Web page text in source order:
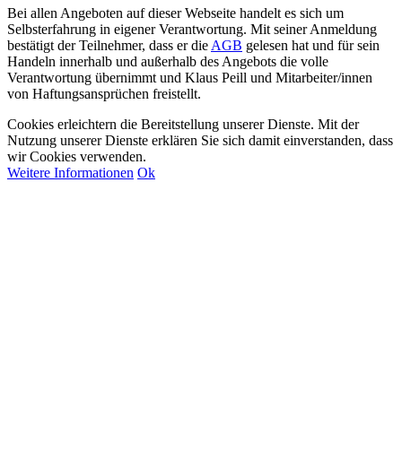
Bei allen Angeboten auf dieser Webseite handelt es sich um
Selbsterfahrung in eigener Verantwortung. Mit seiner Anmeldung
bestätigt der Teilnehmer, dass er die AGB gelesen hat und für sein
Handeln innerhalb und außerhalb des Angebots die volle
Verantwortung übernimmt und Klaus Peill und Mitarbeiter/innen
von Haftungsansprüchen freistellt.
Cookies erleichtern die Bereitstellung unserer Dienste. Mit der
Nutzung unserer Dienste erklären Sie sich damit einverstanden, dass
wir Cookies verwenden.
Weitere Informationen Ok